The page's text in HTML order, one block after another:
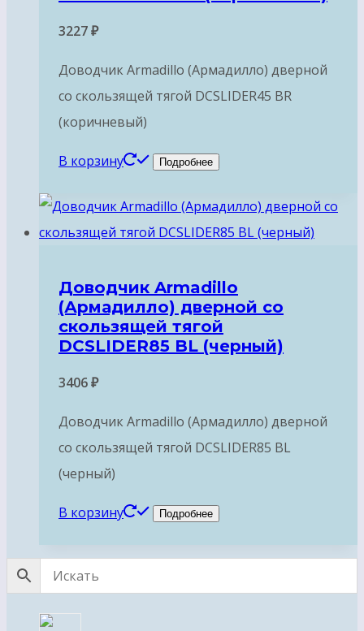
3227₽
Доводчик Armadillo (Армадилло) дверной
со скользящей тягой DCSLIDER45 BR
(коричневый)
В корзину Подробнее
Доводчик Armadillo
(Армадилло) дверной со
скользящей тягой
DCSLIDER85 BL (черный)
3406₽
Доводчик Armadillo (Армадилло) дверной
со скользящей тягой DCSLIDER85 BL
(черный)
В корзину Подробнее